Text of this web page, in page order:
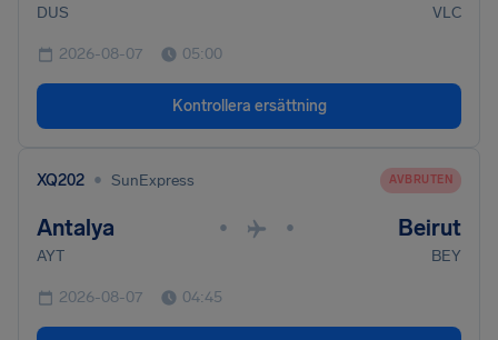
DUS VLC
2026-08-07 05:00
Kontrollera ersättning
XQ202 • SunExpress AVBRUTEN
Antalya • • Beirut
AYT BEY
2026-08-07 04:45